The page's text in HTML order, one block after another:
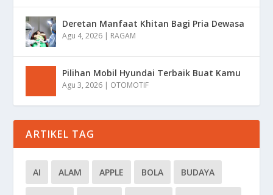
Deretan Manfaat Khitan Bagi Pria Dewasa
Agu 4, 2026 | RAGAM
Pilihan Mobil Hyundai Terbaik Buat Kamu
Agu 3, 2026 | OTOMOTIF
ARTIKEL TAG
AI ALAM APPLE BOLA BUDAYA